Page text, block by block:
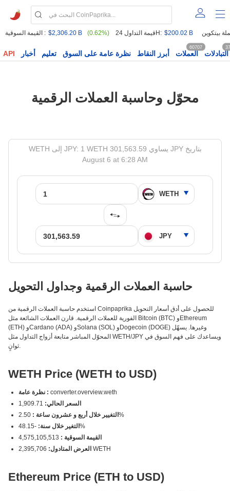
القيمة السوقية : $2,306.20 B (0.62%) قيمة التداول 24H: $200.02 B
API أخبار تعليم نظرة عامة على السوق أبرز النقاط العملات
60707
التبادلات
محوّل وحاسبة العملات الرقمية
WETH إلى JPY: 1 WETH يساوي 301,563.59 JPY بتاريخ
August 6 at 6:28 AM
حاسبة العملات الرقمية وجداول التحويل
استخدم حاسبة العملات الرقمية من Coinpaprika للحصول على أدق أسعار التحويل
الفورية للعملات الرقمية. قارن العملات الشائعة مثل Bitcoin (BTC) وEthereum
(ETH) وCardano (ADA) وSolana (SOL) وDogecoin (DOGE) وغيرها. يسهّل
المحوّل المباشر متابعة أزواج التداول مثل WETH/JPY ويساعدك على فهم السوق في
ثوانٍ.
WETH Price (WETH to USD)
نظرة عامة : converter.overview.weth
السعر الحالي:
التغيير خلال أربع و عشرون ساعة : 2.50%
التغير خلال سنة: -48.15%
القيمة السوقية :
العرض المتادول: 2,395,706 WETH
Ethereum Price (ETH to USD)